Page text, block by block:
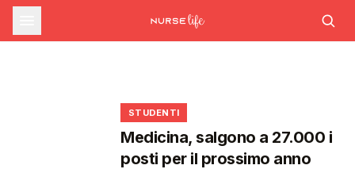
sfide che decideranno il futuro del
Ssn
Decreto PA e sanità: nuovo commissario per
le scorte Covid, liste d'attesa al Siveas e
INFERMIERE
Decreto PA: nuove regole per scorte Covid,
STUDENTI
Medicina, salgono a 27.000 i
posti per il prossimo anno